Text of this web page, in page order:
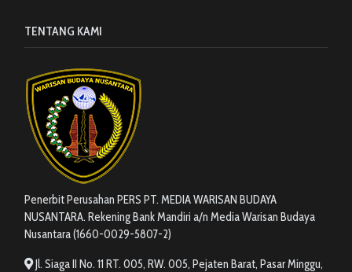
TENTANG KAMI
Penerbit Perusahan PERS PT. MEDIA WARISAN BUDAYA
NUSANTARA. Rekening Bank Mandiri a/n Media Warisan Budaya
Nusantara (1660-0029-5807-2)
Jl. Siaga II No. 11 RT. 005, RW. 005, Pejaten Barat, Pasar Minggu,